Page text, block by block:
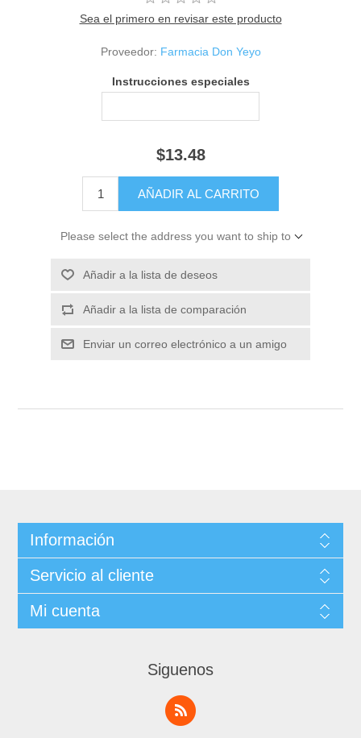
Sea el primero en revisar este producto
Proveedor: Farmacia Don Yeyo
Instrucciones especiales
$13.48
Please select the address you want to ship to
Información
Servicio al cliente
Mi cuenta
Siguenos